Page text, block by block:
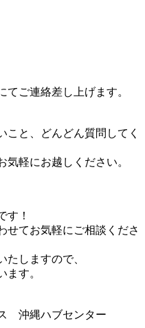
てご連絡差し上げます。
こと、どんどん質問してく
軽にお越しください。
す！
せてお気軽にご相談くださ
しますので、
す。
沖縄ハブセンター